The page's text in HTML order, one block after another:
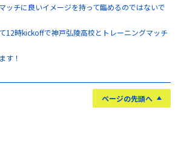
ッチに良いイメージを持って臨めるのではないで
12時kickoffで神戸弘陵高校とトレーニングマッチ
す！
ページの先頭へ